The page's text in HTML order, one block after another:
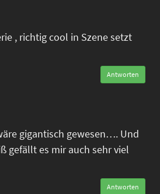
, richtig cool in Szene setzt
Antworten
gigantisch gewesen…. Und
gefällt es mir auch sehr viel
Antworten